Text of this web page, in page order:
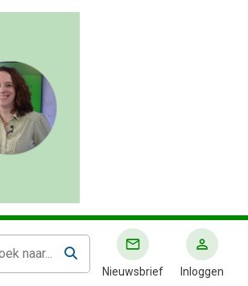
Nieuwsbrief Inloggen